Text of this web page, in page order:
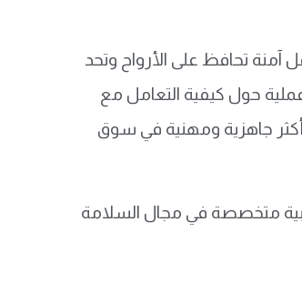
تحافظ على الأرواح وتحد
حول كيفية التعامل مع
أكثر جاهزية ومهنية في سوق
متخصصة في مجال السلامة